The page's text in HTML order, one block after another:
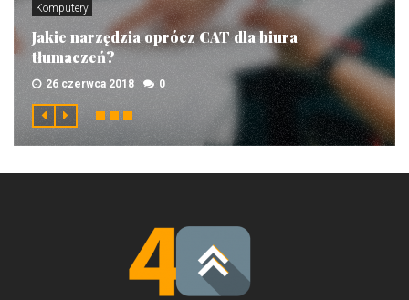
Komputery
Jakie narzędzia oprócz CAT dla biura
tłumaczeń?
26 czerwca 2018 0